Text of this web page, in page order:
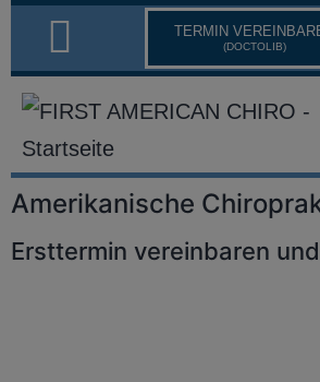
TERMIN
(DOCTOLIB)
Amerikanische
Ersttermin vereinbaren